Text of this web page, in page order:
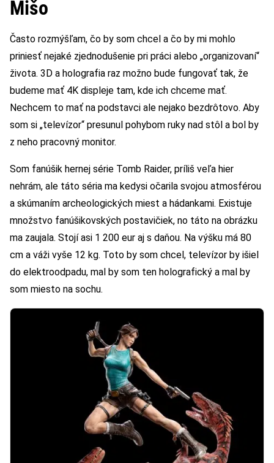
Mišo
Často rozmýšľam, čo by som chcel a čo by mi mohlo
priniesť nejaké zjednodušenie pri práci alebo „organizovaní“
života. 3D a holografia raz možno bude fungovať tak, že
budeme mať 4K displeje tam, kde ich chceme mať.
Nechcem to mať na podstavci ale nejako bezdrôtovo. Aby
som si „televízor“ presunul pohybom ruky nad stôl a bol by
z neho pracovný monitor.
Som fanúšik hernej série Tomb Raider, príliš veľa hier
nehrám, ale táto séria ma kedysi očarila svojou atmosférou
a skúmaním archeologických miest a hádankami. Existuje
množstvo fanúšikovských postavičiek, no táto na obrázku
ma zaujala. Stojí asi 1 200 eur aj s daňou. Na výšku má 80
cm a váži vyše 12 kg. Toto by som chcel, televízor by išiel
do elektroodpadu, mal by som ten holografický a mal by
som miesto na sochu.